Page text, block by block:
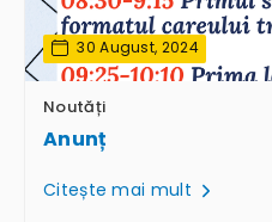
30 August, 2024
Noutăți
Anunț
Citește mai mult